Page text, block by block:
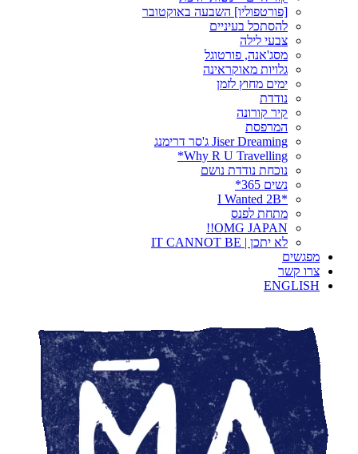
[פורטפוליו] השבעה באוקטובר
להסתכל בעיניים
צבעי לילה
מסג'אנה, פורטוגל
גלויות מאוקראינה
ימים מחוץ לזמן
נודדת
קיר קורונה
המרפסת
Jiser Dreaming ג'סר דרימנג
Why R U Travelling*
נוכחת נודדת נושם
נשים 365*
*I Wanted 2B
מתחת לפנס
OMG JAPAN!!
לא יתכן | IT CANNOT BE
מפגשים
צרו קשר
ENGLISH